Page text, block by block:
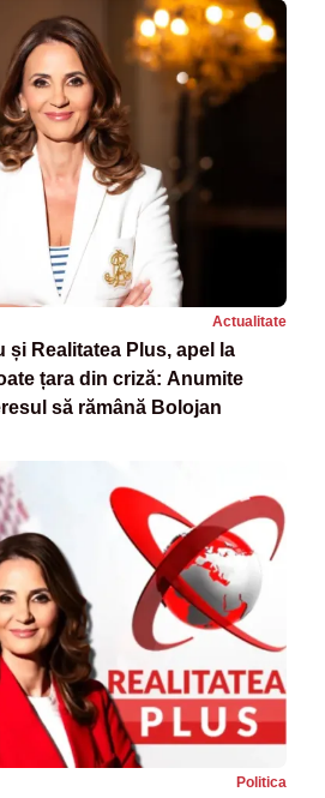
Actualitate
Realitatea Plus, apel la
țara din criză: Anumite
să rămână Bolojan
Politica